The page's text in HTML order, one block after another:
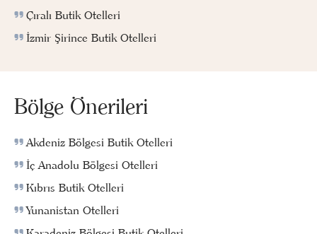
Çıralı Butik Otelleri
İzmir Şirince Butik Otelleri
Bölge Önerileri
Akdeniz Bölgesi Butik Otelleri
İç Anadolu Bölgesi Otelleri
Kıbrıs Butik Otelleri
Yunanistan Otelleri